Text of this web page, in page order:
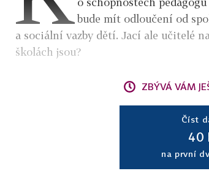
bude mít odloučení od
a sociální vazby dětí. Jací ale učitelé
školách jsou?
ZBÝVÁ VÁM
Číst
40
na první